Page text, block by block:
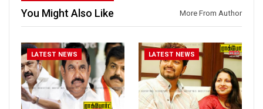
https://www.instagram.com/ro
ckforttimes/
Follow us on:
T_TIMESC
You Might Also Like More From Author
LATEST NEWS LATEST NEWS